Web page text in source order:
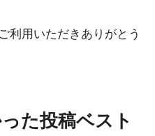
利用いただきありがとう
た投稿ベスト